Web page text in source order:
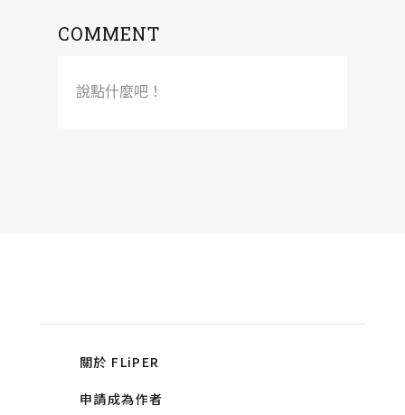
COMMENT
說點什麼吧！
關於 FLiPER
申請成為作者